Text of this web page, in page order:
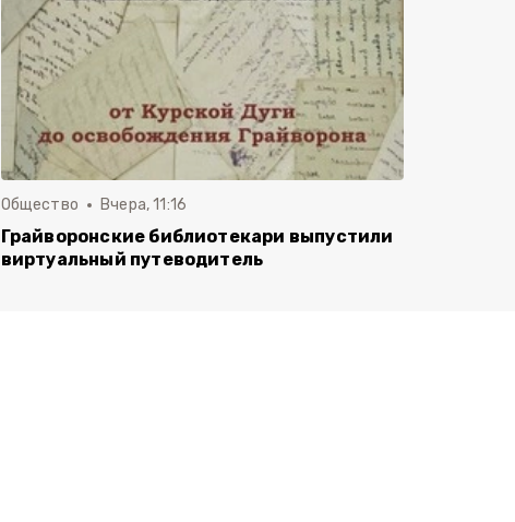
Общество Вчера, 11:16
Грайворонские библиотекари выпустили
виртуальный путеводитель